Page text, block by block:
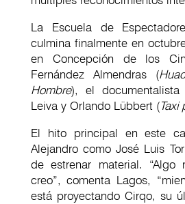
La Escuela de
culmina finalmente en
en Concepción de los
Fernández Almendras (
Hombre), el documentalista
Leiva y Orlando Lübbert (Taxi
El hito principal en este
Alejandro como José Luis
de estrenar material. “Algo
creo”, comenta Lagos,
está proyectando Cirqo, su